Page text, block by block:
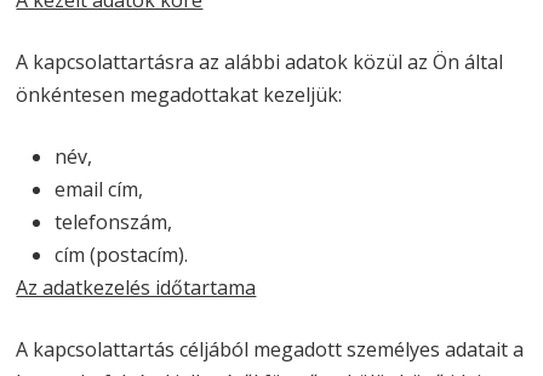
A kapcsolattartásra az alábbi adatok közül az Ön által
önkéntesen megadottakat kezeljük:
név,
email cím,
telefonszám,
cím (postacím).
Az adatkezelés időtartama
A kapcsolattartás céljából megadott személyes adatait a